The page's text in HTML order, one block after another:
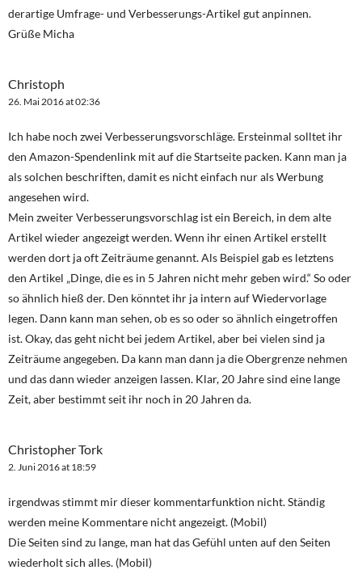
derartige Umfrage- und Verbesserungs-Artikel gut anpinnen.
Grüße Micha
Christoph
26. Mai 2016 at 02:36
Ich habe noch zwei Verbesserungsvorschläge. Ersteinmal solltet ihr
den Amazon-Spendenlink mit auf die Startseite packen. Kann man ja
als solchen beschriften, damit es nicht einfach nur als Werbung
angesehen wird.
Mein zweiter Verbesserungsvorschlag ist ein Bereich, in dem alte
Artikel wieder angezeigt werden. Wenn ihr einen Artikel erstellt
werden dort ja oft Zeiträume genannt. Als Beispiel gab es letztens
den Artikel „Dinge, die es in 5 Jahren nicht mehr geben wird.“ So oder
so ähnlich hieß der. Den könntet ihr ja intern auf Wiedervorlage
legen. Dann kann man sehen, ob es so oder so ähnlich eingetroffen
ist. Okay, das geht nicht bei jedem Artikel, aber bei vielen sind ja
Zeiträume angegeben. Da kann man dann ja die Obergrenze nehmen
und das dann wieder anzeigen lassen. Klar, 20 Jahre sind eine lange
Zeit, aber bestimmt seit ihr noch in 20 Jahren da.
Christopher Tork
2. Juni 2016 at 18:59
irgendwas stimmt mir dieser kommentarfunktion nicht. Ständig
werden meine Kommentare nicht angezeigt. (Mobil)
Die Seiten sind zu lange, man hat das Gefühl unten auf den Seiten
wiederholt sich alles. (Mobil)